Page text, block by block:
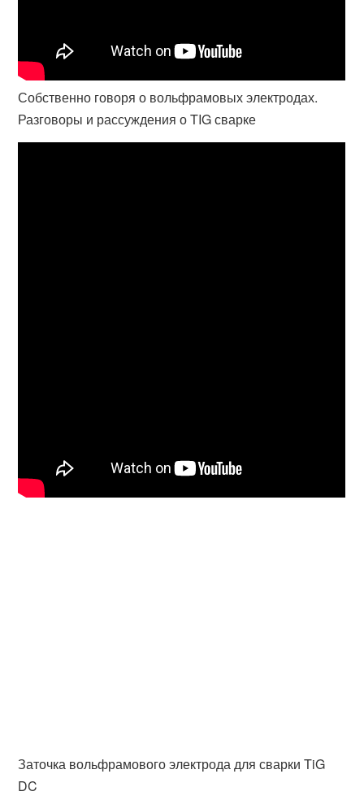
Собственно говоря о вольфрамовых электродах.
Разговоры и рассуждения о TIG сварке
Заточка вольфрамового электрода для сварки TiG
DC